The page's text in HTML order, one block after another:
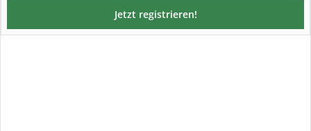
Jetzt registrieren!